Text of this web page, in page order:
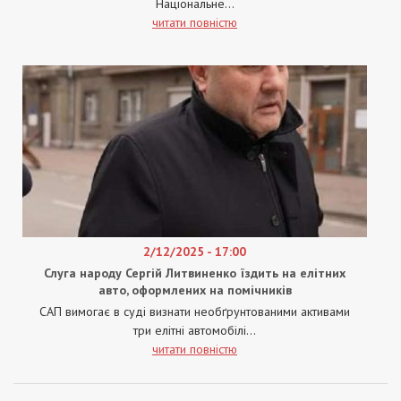
Національне...
читати повністю
2/12/2025 - 17:00
Слуга народу Сергій Литвиненко їздить на елітних
авто, оформлених на помічників
САП вимогає в суді визнати необґрунтованими активами
три елітні автомобілі...
читати повністю